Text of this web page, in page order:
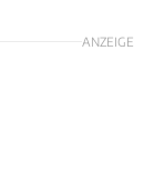
ANZEIGE